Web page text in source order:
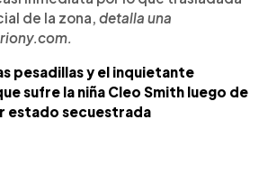
de la zona, detalla una
pesadillas y el inquietante
sufre la niña Cleo Smith luego de
estado secuestrada